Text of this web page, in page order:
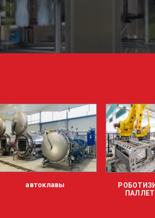
РОБОТИЗИРОВАННЫЕ
ПАЛЛЕТИЗАТОРЫ